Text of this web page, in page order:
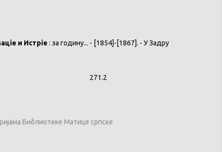
и Истріе : за годину... - [1854]-[1867]. - У Задру
271.2
Библиотеке Матице српске